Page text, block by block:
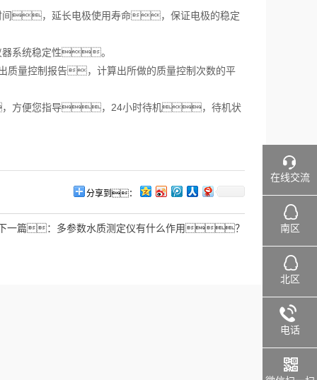
，延长电极使用寿命，保证电极的稳定
系统稳定性。
量控制报告，计算出所做的质量控制次数的平
方便您指导，24小时待机，待机状
分享到：
一篇： 多参数水质测定仪有什么作用？
在线交流
南区
北区
电话